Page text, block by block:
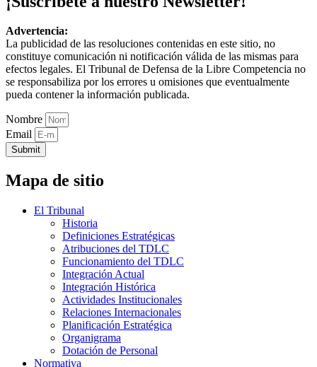
Advertencia:
La publicidad de las resoluciones contenidas en este sitio, no
constituye comunicación ni notificación válida de las mismas para
efectos legales. El Tribunal de Defensa de la Libre Competencia no
se responsabiliza por los errores u omisiones que eventualmente
pueda contener la información publicada.
Nombre
Email
Submit
Mapa de sitio
El Tribunal
Historia
Definiciones Estratégicas
Atribuciones del TDLC
Funcionamiento del TDLC
Integración Actual
Integración Histórica
Actividades Institucionales
Relaciones Internacionales
Planificación Estratégica
Organigrama
Dotación de Personal
Normativa